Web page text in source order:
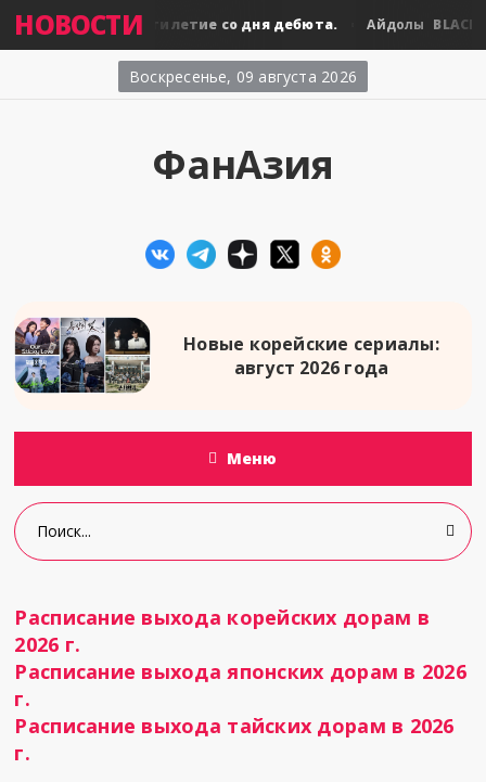
НОВОСТИдесятилетие со дня дебюта. Айдолы
Воскресенье, 09 августа 2026
ФанАзия
Новые корейские сериалы:
август 2026 года
Меню
Расписание выхода корейских дорам в
2026 г.
Расписание выхода японских дорам в 2026
г.
Расписание выхода тайских дорам в 2026
г.